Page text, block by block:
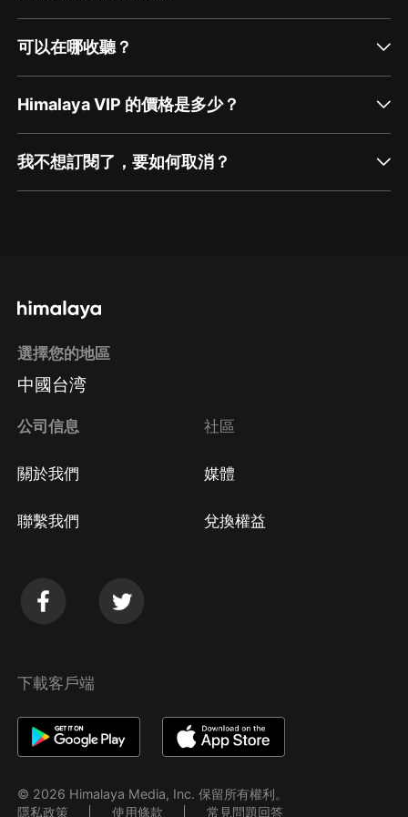
可以在哪收聽？
Himalaya VIP 的價格是多少？
我不想訂閱了，要如何取消？
方法 Google Play取消訂閱方法
選擇您的地區
中國台湾
公司信息
關於我們
聯繫我們
社區
媒體
兌換權益
下載客戶端
© 2026 Himalaya Media, Inc. 保留所有權利。
隱私政策
使用條款 常見問題回答